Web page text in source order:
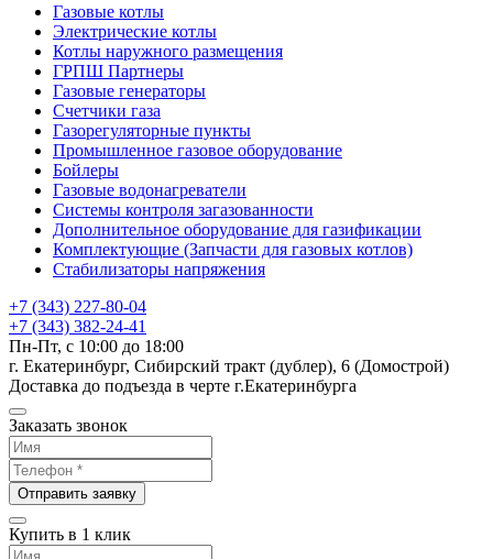
Газовые котлы
Электрические котлы
Котлы наружного размещения
ГРПШ Партнеры
Газовые генераторы
Счетчики газа
Газорегуляторные пункты
Промышленное газовое оборудование
Бойлеры
Газовые водонагреватели
Системы контроля загазованности
Дополнительное оборудование для газификации
Комплектующие (Запчасти для газовых котлов)
Стабилизаторы напряжения
+7 (343) 227-80-04
+7 (343) 382-24-41
Пн-Пт, с 10:00 до 18:00
г. Екатеринбург, Сибирский тракт (дублер), 6 (Домострой)
Доставка до подъезда в черте г.Екатеринбурга
Заказать звонок
Отправить заявку
Купить в 1 клик